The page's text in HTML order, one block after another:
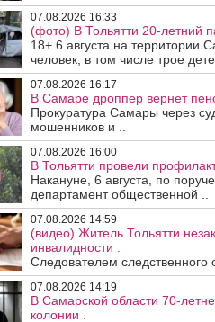
07.08.2026 16:33
(фото) В Тольятти 20-летний
18+ 6 августа на территории
человек, в том числе трое
07.08.2026 16:17
В Самаре дроппер вернет
Прокуратура Самары через
мошенников и ..
07.08.2026 16:00
В Тольятти провели
Накануне, 6 августа, по
департамент общественной ..
07.08.2026 14:59
(видео) Житель Тольятти
инвалидности .
Следователем следственного
07.08.2026 14:19
В Самарской области 70-
колонии .